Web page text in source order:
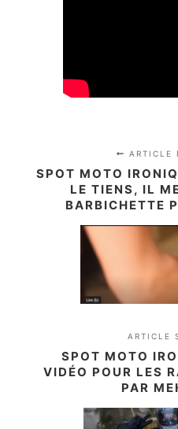
ARTICLE
SPOT MOTO
LE TIENS, IL
BARBICHETTE
ARTICLE
SPOT MOTO
VIDÉO POUR LES
PAR